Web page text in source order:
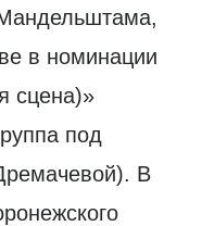
в номинации
сцена)»
под
В